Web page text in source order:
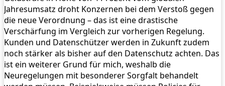
Jahresumsatz droht Konzernen bei dem Verstoß gegen
die neue Verordnung – das ist eine drastische
Verschärfung im Vergleich zur vorherigen Regelung.
Kunden und Datenschützer werden in Zukunft zudem
noch stärker als bisher auf den Datenschutz achten. Das
ist ein weiterer Grund für mich, weshalb die
Neuregelungen mit besonderer Sorgfalt behandelt